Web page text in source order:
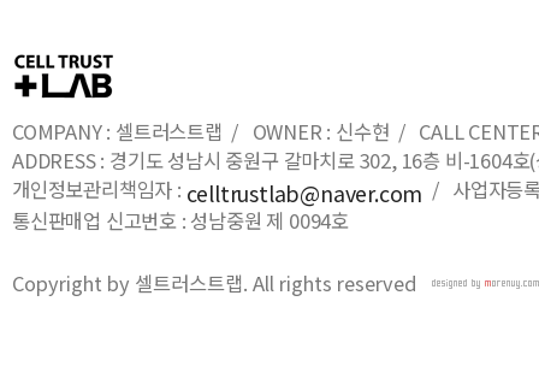
COMPANY : 셀트러스트랩 / OWNER : 신수현 / CALL
ADDRESS : 경기도 성남시 중원구 갈마치로 302, 16층 비-1604
개인정보관리책임자 : celltrustlab@naver.com / 사업자등
통신판매업 신고번호 : 성남중원 제 0094호
Copyright by 셀트러스트랩. All rights reserved